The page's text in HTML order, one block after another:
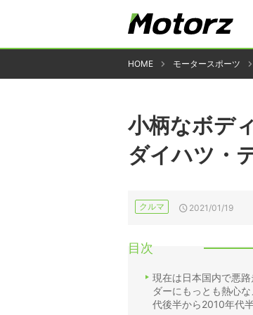
HOME モータースポーツ
小柄なボデ
ダイハツ・
クルマ 2021/01/19
目次
現在は日本国内で悪
ダーにもっとも熱心
代後半から2010年代